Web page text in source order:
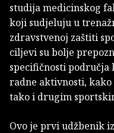
studija medicinskog
koji sudjeluju u
zdravstvenoj zaštiti
ciljevi su bolje
specifičnosti
radne aktivnosti,
tako i drugim
Ovo je prvi udžbenik